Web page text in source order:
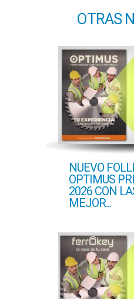
OTRAS
NUEVO
OPTIMUS
2026 CON
MEJOR...